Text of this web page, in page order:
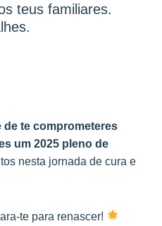
teus familiares.
de te comprometeres
um 2025 pleno de
nesta jornada de cura e
te para renascer!